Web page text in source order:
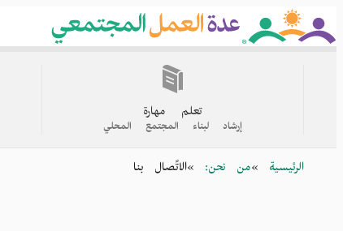
Skip
to
main
تعلم مهارة
إرشاد لبناء المجتمع المحلي
Breadcrumb
الرئيسية من نحن: الاتًصال بنا